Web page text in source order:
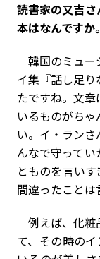
――読書家の又吉
本はなんですか。
韓国のミュー
イ集『話し足
たですね。文
いるものがち
い。イ・ラン
んなで守って
とものを言い
間違ったことは
例えば、化粧
て、その時の